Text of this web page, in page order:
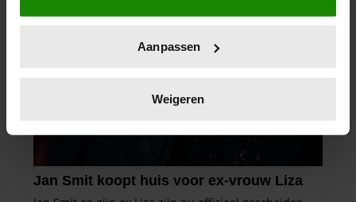
locatie, die tot een paar meter nauwkeurig kan zijn
scannen op specifieke eigenschappen (fingerprinting)
verwerkt en stel uw voorkeuren in het
intrekken in de Cookieverklaring.
personaliseren, om functies voor social media te bieden
Aanpassen
Weigeren